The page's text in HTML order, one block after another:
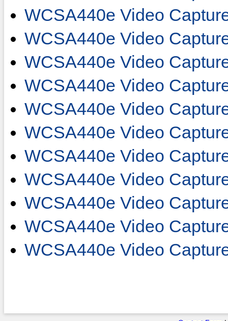
WCSA440e Video
WCSA440e Video
WCSA440e Video
WCSA440e Video
WCSA440e Video
WCSA440e Video
WCSA440e Video
WCSA440e Video
WCSA440e Video
WCSA440e Video
WCSA440e Video